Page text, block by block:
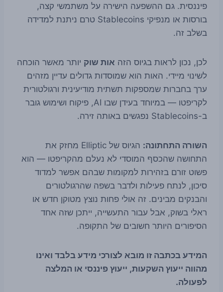
פיננסית. גם ההשפעה הישירה על משתמשי קצה,
בורסות או מנפיקי Stablecoins טרם ניתנת למדידה
בשלב זה.
לכן, נכון לראות בגיוס הזה אות שוק יותר מאשר הוכחה
לשינוי מיידי. האות הוא שמוסדות גדולים עדיין מזהים
ערך בחברות שמספקות תשתית מודיעינית ורגולטורית
לקריפטו — במיוחד בעידן שבו AI, פיקוח ושימוש גובר
ב-Stablecoins נפגשים באותה זירה.
השורה התחתונה:
הגיוס של Elliptic מחזק את
התחושה שהכסף המוסדי לא נעלם מהקריפטו — הוא
פשוט זורם בזהירות למקומות שבהם אפשר למדוד
סיכון, לנתח פעילות ולדבר בשפה שהרגולטורים
והבנקים מבינים. זה אולי פחות נוצץ מטוקן חדש או
ראלי בשוק, אבל עבור התעשייה, ייתכן שזה אחד
הסיפורים היותר חשובים של התקופה.
המידע בכתבה זו מובא לצורכי מידע בלבד ואינו
מהווה ייעוץ השקעות, ייעוץ פיננסי או המלצה
לפעולה.